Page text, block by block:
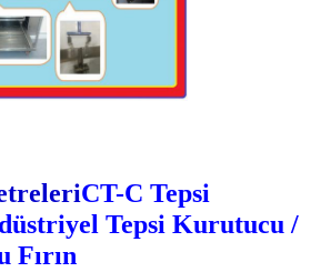
CT-C Tepsi
Tepsi Kurutucu /
Fırın